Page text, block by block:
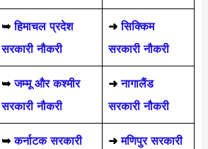
➥हिमाचल प्रदेश
सरकारी नौकरी
➜ सिक्किम
सरकारी नौकरी
➥जम्मू और कश्मीर
सरकारी नौकरी
➜ नागालैंड
सरकारी नौकरी
➥ कर्नाटक सरकारी
➜ मणिपुर सरकारी